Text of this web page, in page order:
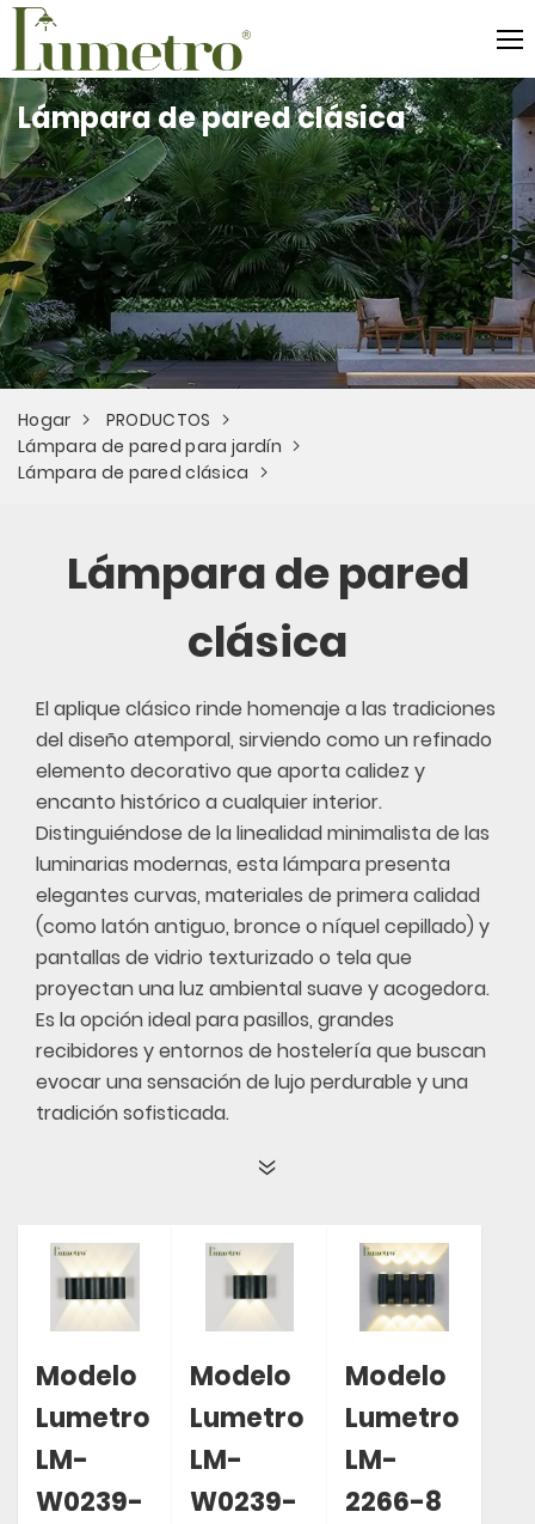
Lámpara de pared clásica
Hogar
PRODUCTOS
Lámpara de pared para jardín
Lámpara de pared clásica
Lámpara de pared
clásica
El aplique clásico rinde homenaje a las tradiciones
del diseño atemporal, sirviendo como un refinado
elemento decorativo que aporta calidez y
encanto histórico a cualquier interior.
Distinguiéndose de la linealidad minimalista de las
luminarias modernas, esta lámpara presenta
elegantes curvas, materiales de primera calidad
(como latón antiguo, bronce o níquel cepillado) y
pantallas de vidrio texturizado o tela que
proyectan una luz ambiental suave y acogedora.
Es la opción ideal para pasillos, grandes
recibidores y entornos de hostelería que buscan
evocar una sensación de lujo perdurable y una
tradición sofisticada.
Modelo
Lumetro
LM-
W0239-
Modelo
Lumetro
LM-
W0239-
Modelo
Lumetro
LM-
2266-8